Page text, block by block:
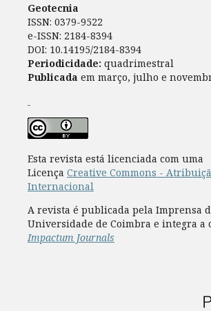
Geotecnia
ISSN: 0379-9522
e-ISSN: 2184-8394
DOI: 10.14195/2184-8394
Periodicidade: quadrimestral
Publicada em março, julho e
Esta revista está licenciada com uma
Licença Creative Commons -
Internacional
A revista é publicada pela Imprensa
Universidade de Coimbra e integra a
Impactum Journals